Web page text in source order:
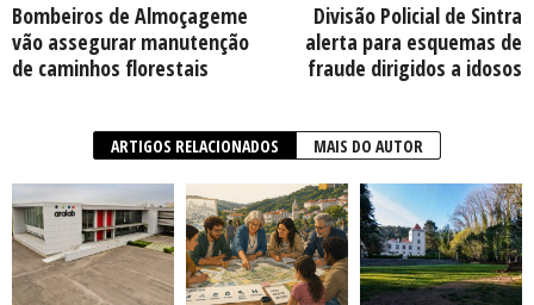
Bombeiros de Almoçageme
vão assegurar manutenção
de caminhos florestais
Divisão Policial de Sintra
alerta para esquemas de
fraude dirigidos a idosos
ARTIGOS RELACIONADOS MAIS DO AUTOR